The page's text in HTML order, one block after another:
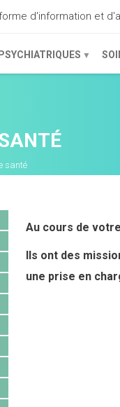
d'information et
santé
Au cours de
Ils ont des
une prise en